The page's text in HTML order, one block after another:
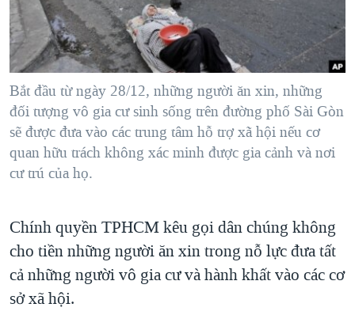
"Tìm"
NGƯỜI VIỆT HẢI NGOẠI
ĐỜI SỐNG
KINH TẾ
KHOA HỌC
SỨC KHOẺ
VĂN HOÁ
TẠI
HÀNH TRÌNH BẦU CỬ 2024
MỘT NĂM CHIẾN TRANH TẠI DẢI GAZA
GIẢI MÃ VÀNH ĐAI & CON ĐƯỜNG
NGÀY TỊ NẠN THẾ GIỚI
TRỊNH VĨNH BÌNH - NGƯỜI HẠ 'BÊN THẮNG CUỘC'
GROUND ZERO – XƯA VÀ NAY
CÁC GIÁ TRỊ CỘNG HÒA Ở VIỆT NAM
THƯỢNG ĐỈNH TRUMP-KIM TẠI VIỆT NAM
VIDEO
NGHE
MẠNG XÃ HỘI
Ngôn ngữ khác
Bắt đầu từ ngày 28/12, những người ăn xin, những
đối tượng vô gia cư sinh sống trên đường phố Sài Gòn
sẽ được đưa vào các trung tâm hỗ trợ xã hội nếu cơ
quan hữu trách không xác minh được gia cảnh và nơi
cư trú của họ.
Chính quyền TPHCM kêu gọi dân chúng không
cho tiền những người ăn xin trong nỗ lực đưa tất
cả những người vô gia cư và hành khất vào các cơ
sở xã hội.